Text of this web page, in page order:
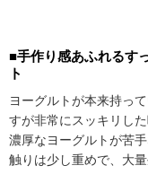
■手作り感あふれるす
ト
ヨーグルトが本来持っ
すが非常にスッキリし
濃厚なヨーグルトが苦
触りは少し重めで、大